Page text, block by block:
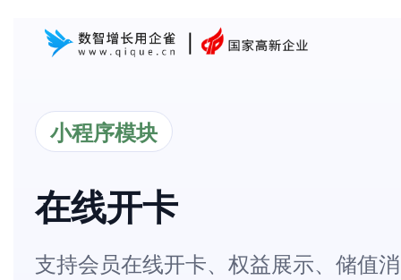
小程序模块
在线开卡
支持会员在线开卡、权益展示、储值